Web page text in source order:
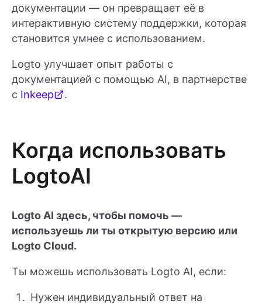
документации — он превращает её в
интерактивную систему поддержки, которая
становится умнее с использованием.
Logto улучшает опыт работы с
документацией с помощью AI, в партнерстве
с Inkeep .
Когда использовать
LogtoAI
Logto AI здесь, чтобы помочь —
используешь ли ты открытую версию или
Logto Cloud.
Ты можешь использовать Logto AI, если:
Нужен индивидуальный ответ на